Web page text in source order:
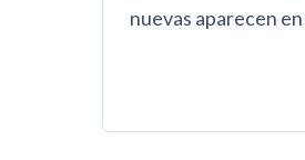
nuevas aparecen